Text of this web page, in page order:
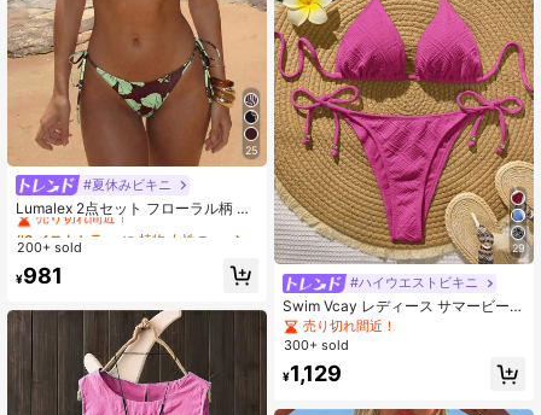
25
#夏休みビキニ
Lumalex 2点セット フローラル柄 ホ
ルターネック バックスタイ オープン
バック トライアングルビキニトップ
シー ビーチ 海辺 プール ウォーター
ト
#6 ベストセラー
売り切れ間近！
#6 ベストセラー
売り切れ間近！
#6 ベストセラー
売り切れ間近！
#6 ベストセラー
200+ sold
¥981
29
#ハイウエストビキニ
Swim Vcay レディース サマービーチ
バケーション 無地 テクスチャ生地
バックレス リボン前結び スプリット
売り切れ間近！
300+ sold
¥1,129